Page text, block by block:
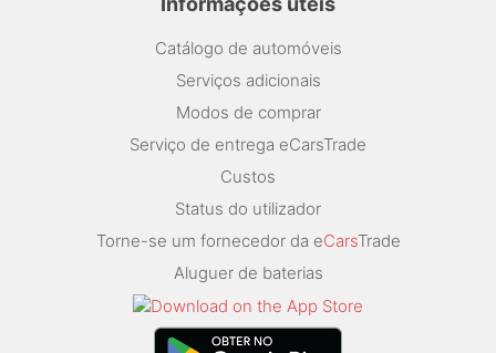
Catálogo de automóveis
Serviços adicionais
Modos de comprar
Serviço de entrega eCarsTrade
Custos
Status do utilizador
Torne-se um fornecedor da eCarsTrade
Aluguer de baterias